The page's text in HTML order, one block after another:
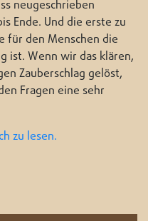
neugeschrieben
Ende. Und die erste zu
für den Menschen die
ist. Wenn wir das klären,
Zauberschlag gelöst,
Fragen eine sehr
zu lesen.